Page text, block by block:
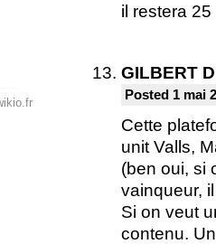
il restera
GILBERT
Posted 1 mai
Cette
unit Valls,
(ben oui, si
vainqueur,
Si on veut
contenu.